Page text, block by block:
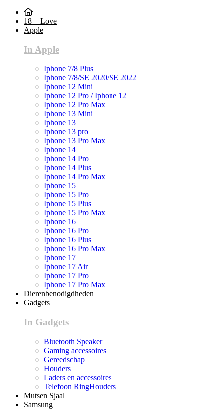
18 + Love
Apple
In Apple
Iphone 7/8 Plus
Iphone 7/8/SE 2020/SE 2022
Iphone 12 Mini
Iphone 12 Pro / Iphone 12
Iphone 12 Pro Max
Iphone 13 Mini
Iphone 13
Iphone 13 pro
Iphone 13 Pro Max
Iphone 14
Iphone 14 Pro
Iphone 14 Plus
Iphone 14 Pro Max
Iphone 15
Iphone 15 Pro
Iphone 15 Plus
Iphone 15 Pro Max
Iphone 16
Iphone 16 Pro
Iphone 16 Plus
Iphone 16 Pro Max
Iphone 17
Iphone 17 Air
Iphone 17 Pro
Iphone 17 Pro Max
Dierenbenodigdheden
Gadgets
In Gadgets
Bluetooth Speaker
Gaming accessoires
Gereedschap
Houders
Laders en accessoires
Telefoon RingHouders
Mutsen Sjaal
Samsung